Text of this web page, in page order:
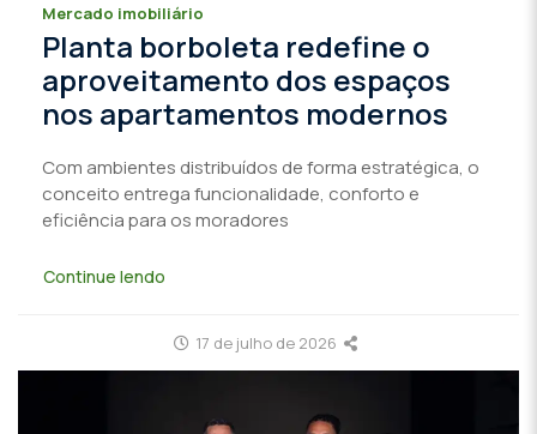
Mercado imobiliário
Planta borboleta redefine o
aproveitamento dos espaços
nos apartamentos modernos
Com ambientes distribuídos de forma estratégica, o
conceito entrega funcionalidade, conforto e
eficiência para os moradores
Continue lendo
17 de julho de 2026